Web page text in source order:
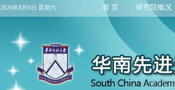
2026年8月8日 星期六 首 页 研究院概况